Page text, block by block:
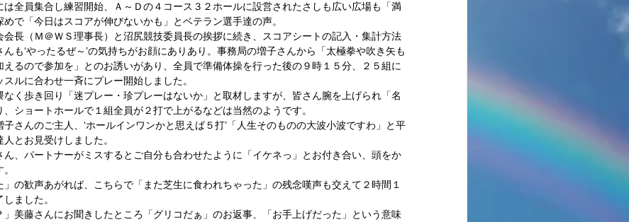
最新記事
は全員集合し練習開始、Ａ～Ｄの４コース３２ホールに設営されたさしも広い広場も「満
で「今日はスコアが伸びないかも」とベテラン選手達の声。
会長（Ｍ＠ＷＳ理事長）と沼尻競技委員長の挨拶に続き、スコアシートの記入・集計方法
も‘やったるぜ～’の気持ちがお顔にありあり。事務局の増子さんから「太極拳や吹き矢も
えるので参加を」とのお誘いがあり、全員で準備体操を行った後の９時１５分、２５組に
ルに合わせ一斉にプレー開始しました。
なく歩き回り「迷プレー・珍プレーはないか」と取材しますが、皆さん腕を上げられ「名
ショートホールで１組全員が２打で上がるなどは当然のようです。
さんのご主人、‘ホールインワンかと思えば５打’「人生そのものの大波小波ですわ」と平
とお見受けしました。
ん、パートナーがミスするとご自分も合わせたように「イケネっ」とお付き合い、頭をか
の歓声あがれば、こちらで「また芝生に食われちゃった」の残念嘆声も交えて２時間１
しました。
」美藤さんにお聞きしたところ「グリコだぁ」のお返事、「お手上げだった」という意味